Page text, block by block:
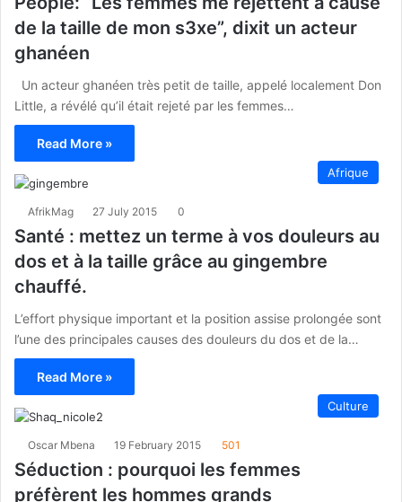
de la taille de mon s3xe”, dixit un acteur
ghanéen
Un acteur ghanéen très petit de taille, appelé localement Don
Little, a révélé qu’il était rejeté par les femmes…
Read More »
Afrique
AfrikMag 27 July 2015 0
Santé : mettez un terme à vos douleurs au
dos et à la taille grâce au gingembre
chauffé.
L’effort physique important et la position assise prolongée sont
l’une des principales causes des douleurs du dos et de la…
Read More »
Culture
Oscar Mbena 19 February 2015 501
Séduction : pourquoi les femmes
préfèrent les hommes grands